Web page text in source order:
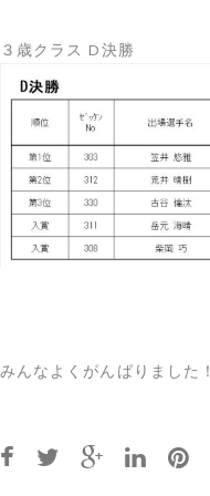
３歳クラス D決勝
みんなよくがんばりました！